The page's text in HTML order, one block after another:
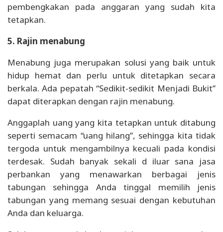
pembengkakan pada anggaran yang sudah kita
tetapkan.
5. Rajin menabung
Menabung juga merupakan solusi yang baik untuk
hidup hemat dan perlu untuk ditetapkan secara
berkala. Ada pepatah “Sedikit-sedikit Menjadi Bukit”
dapat diterapkan dengan rajin menabung.
Anggaplah uang yang kita tetapkan untuk ditabung
seperti semacam “uang hilang”, sehingga kita tidak
tergoda untuk mengambilnya kecuali pada kondisi
terdesak. Sudah banyak sekali d iluar sana jasa
perbankan yang menawarkan berbagai jenis
tabungan sehingga Anda tinggal memilih jenis
tabungan yang memang sesuai dengan kebutuhan
Anda dan keluarga.